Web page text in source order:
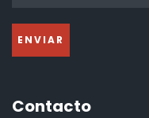
Contacto